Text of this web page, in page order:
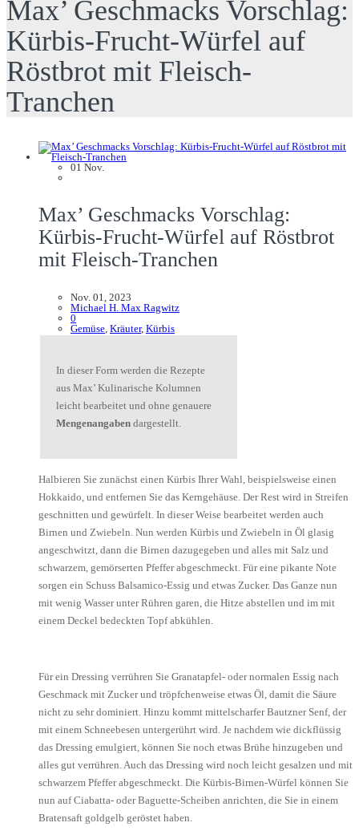
Max’ Geschmacks Vorschlag:
Kürbis-Frucht-Würfel auf
Röstbrot mit Fleisch-
Tranchen
01 Nov.
Max’ Geschmacks Vorschlag:
Kürbis-Frucht-Würfel auf Röstbrot
mit Fleisch-Tranchen
Nov. 01, 2023
Michael H. Max Ragwitz
0
Gemüse Kräuter, Kürbis
In dieser Form werden die Rezepte
aus Max’ Kulinarische Kolumnen
leicht bearbeitet und ohne genauere
Mengenangaben dargestellt.
Halbieren Sie zunächst einen Kürbis Ihrer Wahl, beispielsweise einen
Hokkaido, und entfernen Sie das Kerngehäuse. Der Rest wird in Streifen
geschnitten und gewürfelt. In dieser Weise bearbeitet werden auch
Birnen und Zwiebeln. Nun werden Kürbis und Zwiebeln in Öl glasig
angeschwitzt, dann die Birnen dazugegeben und alles mit Salz und
schwarzem, gemörserten Pfeffer abgeschmeckt. Für eine pikante Note
sorgen ein Schuss Balsamico-Essig und etwas Zucker. Das Ganze nun
mit wenig Wasser unter Rühren garen, die Hitze abstellen und im mit
einem Deckel bedeckten Topf abkühlen.
Für ein Dressing verrühren Sie Granatapfel- oder normalen Essig nach
Geschmack mit Zucker und tröpfchenweise etwas Öl, damit die Säure
nicht zu sehr dominiert. Hinzu kommt mittelscharfer Bautzner Senf, der
mit einem Schneebesen untergerührt wird. Je nachdem wie dickflüssig
das Dressing emulgiert, können Sie noch etwas Brühe hinzugeben und
alles gut verrühren. Auch das Dressing wird noch leicht gesalzen und mit
schwarzem Pfeffer abgeschmeckt. Die Kürbis-Birnen-Würfel können Sie
nun auf Ciabatta- oder Baguette-Scheiben anrichten, die Sie in einem
Bratensaft goldgelb geröstet haben.